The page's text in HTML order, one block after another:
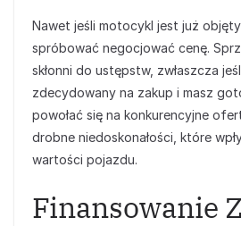
Nawet jeśli motocykl jest już
spróbować negocjować cenę.
skłonni do ustępstw, zwłaszcza
zdecydowany na zakup i masz
powołać się na konkurencyjne
drobne niedoskonałości, które
wartości pojazdu.
Finansowanie